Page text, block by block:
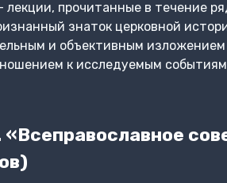
прочитанные в течение
знаток церковной
и объективным
к исследуемым